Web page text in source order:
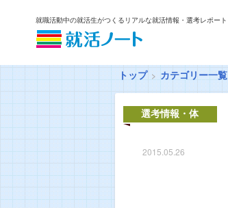
就職活動中の就活生がつくるリアルな就活情報・選考レポート
トップ カテゴリー一覧
選考情報・体
2015.05.26